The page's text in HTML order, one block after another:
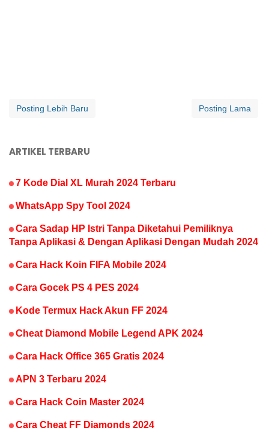
Posting Lebih Baru Posting Lama
ARTIKEL TERBARU
7 Kode Dial XL Murah 2024 Terbaru
WhatsApp Spy Tool 2024
Cara Sadap HP Istri Tanpa Diketahui Pemiliknya
Tanpa Aplikasi & Dengan Aplikasi Dengan Mudah 2024
Cara Hack Koin FIFA Mobile 2024
Cara Gocek PS 4 PES 2024
Kode Termux Hack Akun FF 2024
Cheat Diamond Mobile Legend APK 2024
Cara Hack Office 365 Gratis 2024
APN 3 Terbaru 2024
Cara Hack Coin Master 2024
Cara Cheat FF Diamonds 2024